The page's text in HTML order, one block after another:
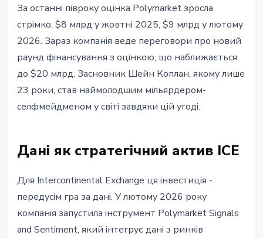
За останні півроку оцінка Polymarket зросла
стрімко: $8 млрд у жовтні 2025, $9 млрд у лютому
2026. Зараз компанія веде переговори про новий
раунд фінансування з оцінкою, що наближається
до $20 млрд. Засновник Шейн Коплан, якому лише
23 роки, став наймолодшим мільярдером-
селфмейдменом у світі завдяки цій угоді.
Дані як стратегічний актив ICE
Для Intercontinental Exchange ця інвестиція -
передусім гра за дані. У лютому 2026 року
компанія запустила інструмент Polymarket Signals
and Sentiment, який інтегрує дані з ринків